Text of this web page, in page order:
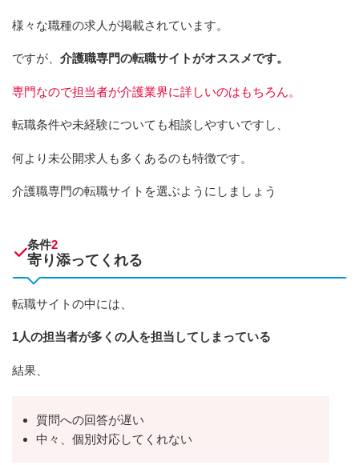
様々な職種の求人が掲載されています。
ですが、 介護職専門の転職サイトがオススメです。
専門なので担当者が介護業界に詳しいのはもちろん。
転職条件や未経験についても相談しやすいですし、
何より未公開求人も多くあるのも特徴です。
介護職専門の転職サイトを選ぶようにしましょう
条件2
寄り添ってくれる
転職サイトの中には、
1人の担当者が多くの人を担当してしまっている
結果、
質問への回答が遅い
中々、個別対応してくれない